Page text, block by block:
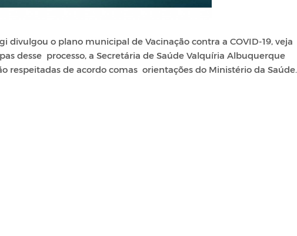
divulgou o plano municipal de Vacinação contra a COVID-19, veja
desse processo, a Secretária de Saúde Valquíria Albuquerque
respeitadas de acordo comas orientações do Ministério da Saúde.